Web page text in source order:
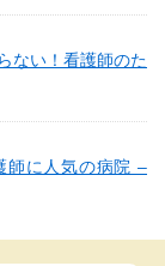
ない！看護師のた
師に人気の病院 –